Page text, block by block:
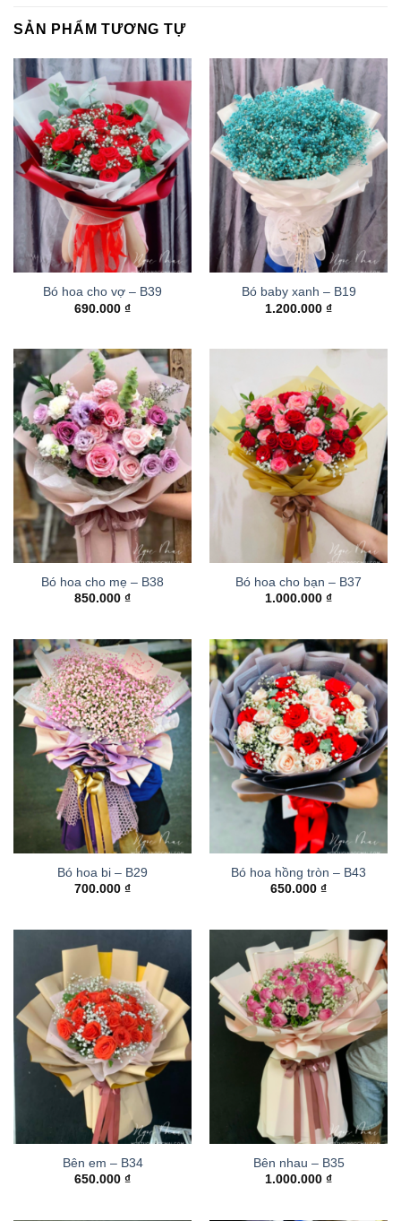
SẢN PHẨM TƯƠNG TỰ
Bó hoa cho vợ – B39
690.000 ₫
Bó baby xanh – B19
1.200.000 ₫
Bó hoa cho mẹ – B38
850.000 ₫
Bó hoa cho bạn – B37
1.000.000 ₫
Bó hoa bi – B29
700.000 ₫
Bó hoa hồng tròn – B43
650.000 ₫
Bên em – B34
650.000 ₫
Bên nhau – B35
1.000.000 ₫